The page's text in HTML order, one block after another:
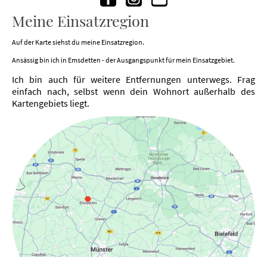
Meine Einsatzregion
Auf der Karte siehst du meine Einsatzregion.
Ansässig bin ich in Emsdetten - der Ausgangspunkt für mein Einsatzgebiet.
Ich bin auch für weitere Entfernungen unterwegs. Frag
einfach nach, selbst wenn dein Wohnort außerhalb des
Kartengebiets liegt.